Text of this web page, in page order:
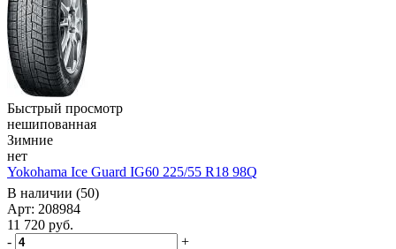
Быстрый просмотр
нешипованная
Зимние
нет
Yokohama Ice Guard IG60 225/55 R18 98Q
В наличии (50)
Арт: 208984
11 720 руб.
-
+